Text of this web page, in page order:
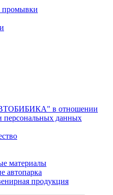
промывки
в отношении
персональных данных
материалы
автопарка
продукция